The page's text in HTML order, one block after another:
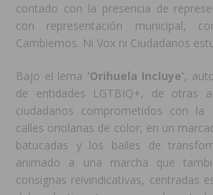
contado con la presencia de
con representación municipal,
Cambiemos. Ni Vox ni Ciudadanos
Bajo el lema ‘Orihuela Incluye’,
de entidades LGTBIQ+, de otras
ciudadanos comprometidos con la
calles oriolanas de color, en un
batucadas y los bailes de
animado a una marcha que
consignas reivindicativas, centradas